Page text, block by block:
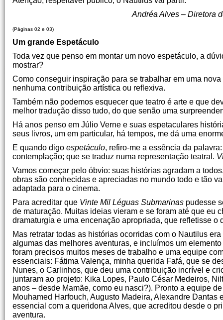
Andréa Alves – Diretora
(Páginas 02 e 03)
Um grande Espetáculo
Toda vez que penso em montar um novo espetáculo, a
mostrar?
Como conseguir inspiração para se trabalhar em uma
nenhuma contribuição artística ou reflexiva.
Também não podemos esquecer que teatro é arte e que
melhor tradução disso tudo, do que senão uma
Há anos penso em Júlio Verne e suas espetaculares
seus livros, um em particular, há tempos, me dá uma
E quando digo espetáculo, refiro-me a essência da
contemplação; que se traduz numa representação teatral.
Vamos começar pelo óbvio: suas histórias agradam a
obras são conhecidas e apreciadas no mundo todo e tão
adaptada para o cinema.
Para acreditar que Vinte Mil Léguas Submarinas pudesse
de maturação. Muitas ideias vieram e se foram até que eu
dramaturgia e uma encenação apropriada, que refletisse o
Mas retratar todas as histórias ocorridas com o Nautilus
algumas das melhores aventuras, e incluímos um
foram precisos muitos meses de trabalho e uma equipe
essenciais: Fátima Valença, minha querida Fafá, que se
Nunes, o Carlinhos, que deu uma contribuição incrível e
juntaram ao projeto: Kika Lopes, Paulo César Medeiros,
anos – desde Mamãe, como eu nasci?). Pronto a equipe
Mouhamed Harfouch, Augusto Madeira, Alexandre
essencial com a queridona Alves, que acreditou desde o
aventura.